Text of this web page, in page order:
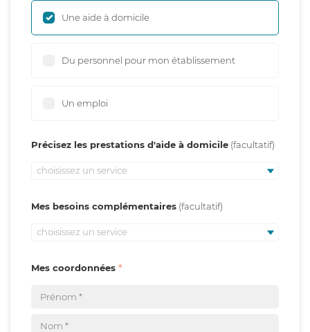
Une aide à domicile
Du personnel pour mon établissement
Un emploi
Précisez les prestations d'aide à domicile
choisissez un service
Mes besoins complémentaires
choisissez un service
Mes coordonnées